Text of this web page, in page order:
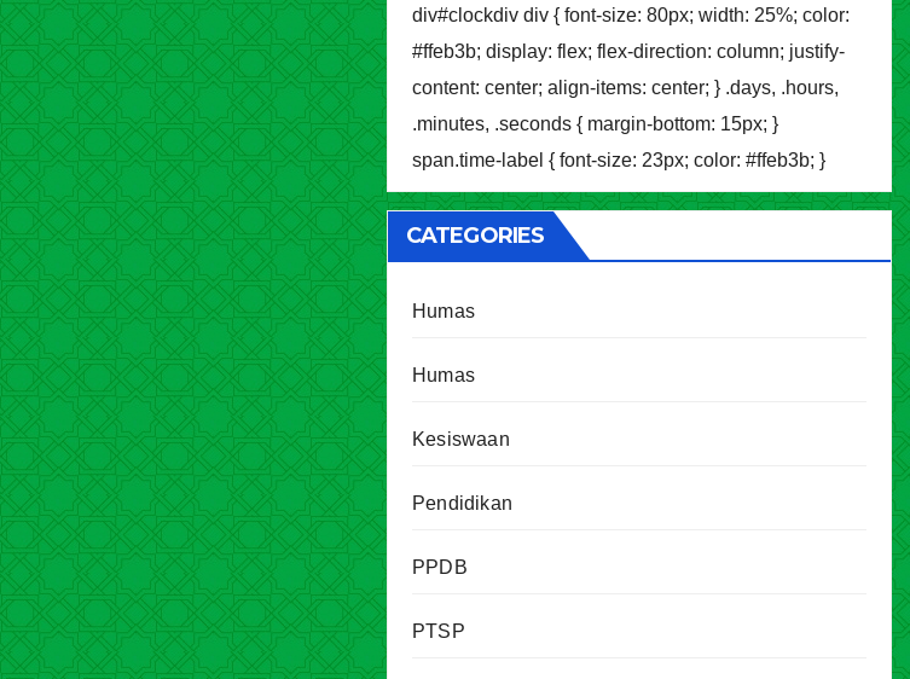
div#clockdiv div { font-size: 80px; width: 25%; color:
#ffeb3b; display: flex; flex-direction: column; justify-
content: center; align-items: center; } .days, .hours,
.minutes, .seconds { margin-bottom: 15px; }
span.time-label { font-size: 23px; color: #ffeb3b; }
CATEGORIES
Humas
Humas
Kesiswaan
Pendidikan
PPDB
PTSP